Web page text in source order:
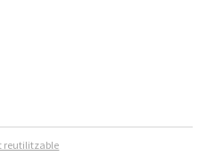
reutilitzable